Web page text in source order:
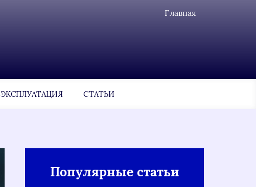
Главная
ЭКСПЛУАТАЦИЯ СТАТЬИ
Популярные статьи